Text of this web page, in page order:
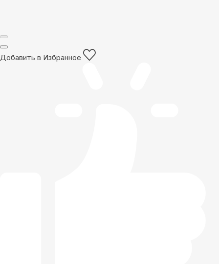
Добавить в Избранное